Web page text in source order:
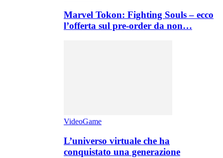
Marvel Tokon: Fighting Souls – ecco
l’offerta sul pre-order da non…
VideoGame
L’universo virtuale che ha
conquistato una generazione